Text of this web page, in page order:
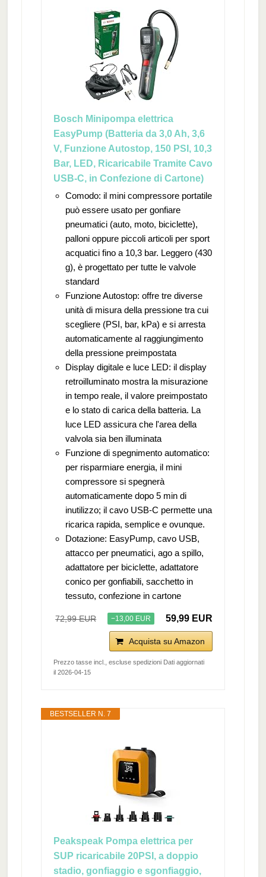
Bosch Minipompa elettrica
EasyPump (Batteria da 3,0 Ah, 3,6
V, Funzione Autostop, 150 PSI, 10,3
Bar, LED, Ricaricabile Tramite Cavo
USB-C, in Confezione di Cartone)
Comodo: il mini compressore portatile
può essere usato per gonfiare
pneumatici (auto, moto, biciclette),
palloni oppure piccoli articoli per sport
acquatici fino a 10,3 bar. Leggero (430
g), è progettato per tutte le valvole
standard
Funzione Autostop: offre tre diverse
unità di misura della pressione tra cui
scegliere (PSI, bar, kPa) e si arresta
automaticamente al raggiungimento
della pressione preimpostata
Display digitale e luce LED: il display
retroilluminato mostra la misurazione
in tempo reale, il valore preimpostato
e lo stato di carica della batteria. La
luce LED assicura che l'area della
valvola sia ben illuminata
Funzione di spegnimento automatico:
per risparmiare energia, il mini
compressore si spegnerà
automaticamente dopo 5 min di
inutilizzo; il cavo USB-C permette una
ricarica rapida, semplice e ovunque.
Dotazione: EasyPump, cavo USB,
attacco per pneumatici, ago a spillo,
adattatore per biciclette, adattatore
conico per gonfiabili, sacchetto in
tessuto, confezione in cartone
72,99 EUR −13,00 EUR 59,99 EUR
Acquista su Amazon
Prezzo tasse incl., escluse spedizioni Dati aggiornati
il 2026-04-15
BESTSELLER N. 7
Peakspeak Pompa elettrica per
SUP ricaricabile 20PSI, a doppio
stadio, gonfiaggio e sgonfiaggio,